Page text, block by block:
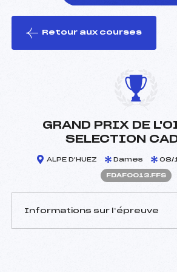
le ski
Retour aux courses
GRAND PRIX DE
SELECTION
ALPE D'HUEZ Dames 08/
FDAF0013.FFS
Informations sur l’épreuve